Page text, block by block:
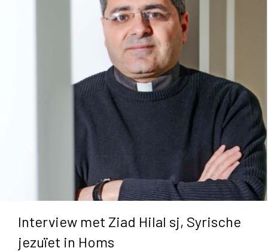
Interview met Ziad Hilal sj, Syrische
jezuïet in Homs